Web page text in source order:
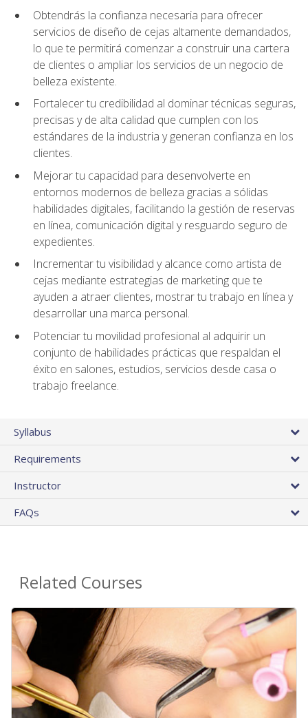
Obtendrás la confianza necesaria para ofrecer
servicios de diseño de cejas altamente demandados,
lo que te permitirá comenzar a construir una cartera
de clientes o ampliar los servicios de un negocio de
belleza existente.
Fortalecer tu credibilidad al dominar técnicas seguras,
precisas y de alta calidad que cumplen con los
estándares de la industria y generan confianza en los
clientes.
Mejorar tu capacidad para desenvolverte en
entornos modernos de belleza gracias a sólidas
habilidades digitales, facilitando la gestión de reservas
en línea, comunicación digital y resguardo seguro de
expedientes.
Incrementar tu visibilidad y alcance como artista de
cejas mediante estrategias de marketing que te
ayuden a atraer clientes, mostrar tu trabajo en línea y
desarrollar una marca personal.
Potenciar tu movilidad profesional al adquirir un
conjunto de habilidades prácticas que respaldan el
éxito en salones, estudios, servicios desde casa o
trabajo freelance.
Syllabus
Requirements
Instructor
FAQs
Related Courses